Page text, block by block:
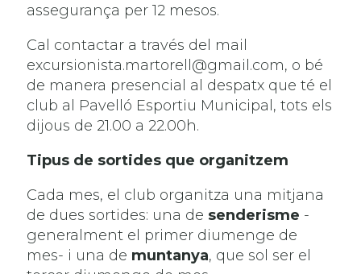
assegurança per 12 mesos.
Cal contactar a través del mail
excursionista.martorell@gmail.com, o bé
de manera presencial al despatx que té el
club al Pavelló Esportiu Municipal, tots els
dijous de 21.00 a 22.00h.
Tipus de sortides que organitzem
Cada mes, el club organitza una mitjana
de dues sortides: una de senderisme -
generalment el primer diumenge de
mes- i una de muntanya, que sol ser el